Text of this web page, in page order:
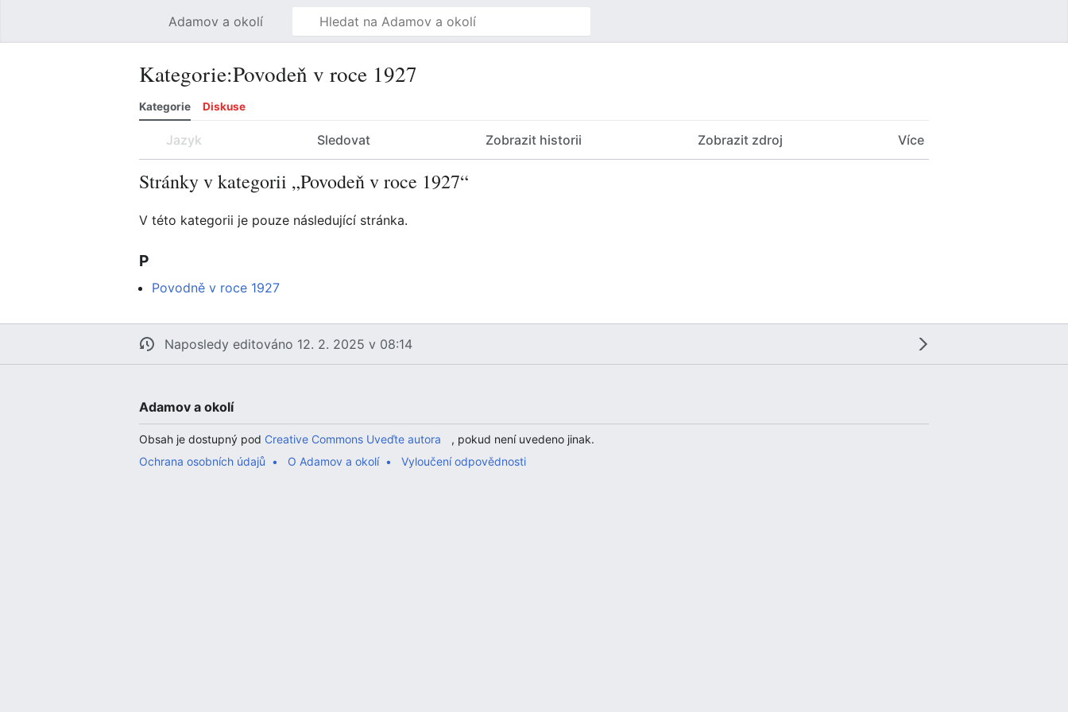
Adamov a okolí
Kategorie:Povodeň v roce 1927
Kategorie Diskuse
Jazyk Sledovat Zobrazit historii Zobrazit zdroj Více
Stránky v kategorii „Povodeň v roce 1927“
V této kategorii je pouze následující stránka.
P
Povodně v roce 1927
Naposledy editováno 12. 2. 2025 v 08:14
Adamov a okolí
Obsah je dostupný pod Creative Commons Uveďte autora
, pokud není uvedeno jinak.
Ochrana osobních údajů
O Adamov a okolí Vyloučení odpovědnosti